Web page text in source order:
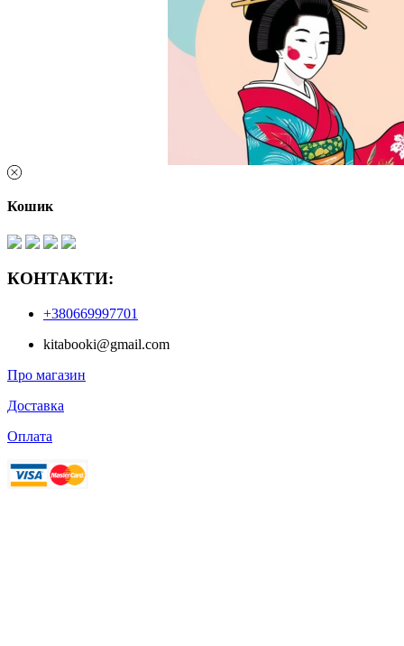
Кошик
КОНТАКТИ:
+380669997701
kitabooki@gmail.com
Про магазин
Доставка
Оплата